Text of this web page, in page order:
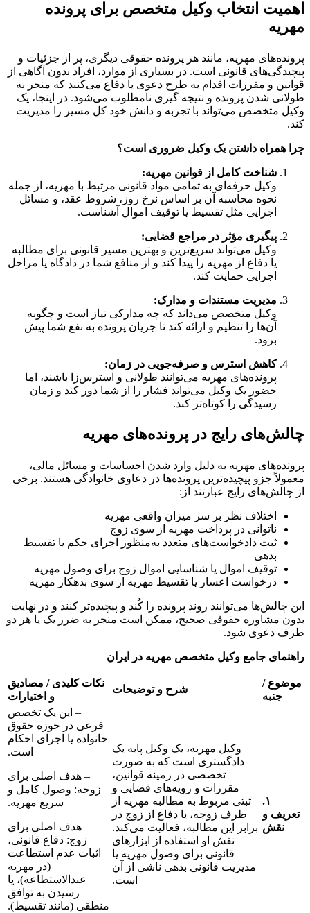
انتخاب وکیل متخصص برای پرونده
مهریه، مانند هر پرونده حقوقی دیگری، پر از جزئیات و
قانونی است. در بسیاری از موارد، افراد بدون آگاهی از
مقررات اقدام به طرح دعوی یا دفاع می‌کنند که منجر به
پرونده و نتیجه گیری نامطلوب می‌شود. در اینجا، یک
می‌تواند با تجربه و دانش خود کل مسیر را مدیریت
داشتن یک وکیل ضروری است؟
کامل از قوانین مهریه:
حرفه‌ای به تمامی مواد قانونی مرتبط با مهریه، از جمله
محاسبه آن بر اساس نرخ روز، شروط عقد، و مسائل
مثل تقسیط یا توقیف اموال آشناست.
مؤثر در مراجع قضایی:
می‌تواند سریع‌ترین و بهترین مسیر قانونی برای مطالبه
دفاع از مهریه را پیدا کند و از منافع شما در دادگاه یا مراحل
حمایت کند.
مستندات و مدارک:
متخصص می‌داند که چه مدارکی نیاز است و چگونه
را تنظیم و ارائه کند تا جریان پرونده به نفع شما پیش
استرس و صرفه‌جویی در زمان:
مهریه می‌توانند طولانی و استرس‌زا باشند، اما
یک وکیل می‌تواند فشار را از شما دور کند و زمان
را کوتاه‌تر کند.
رایج در پرونده‌های مهریه
مهریه به دلیل وارد شدن احساسات و مسائل مالی،
پیچیده‌ترین پرونده‌ها در دعاوی خانوادگی هستند. برخی
رایج عبارتند از:
نظر بر سر میزان واقعی مهریه
در پرداخت مهریه از سوی زوج
دادخواست‌های متعدد به‌منظور اجرای حکم یا تقسیط
اموال یا شناسایی اموال زوج برای وصول مهریه
اعسار یا تقسیط مهریه از سوی بدهکار مهریه
می‌توانند روند پرونده را کُند و پیچیده‌تر کنند و در نهایت
حقوقی صحیح، ممکن است منجر به ضرر یک یا هر دو
شود.
جامع وکیل متخصص مهریه در ایران
شرح و توضیحات
نکات کلیدی / مصادیق
و اختیارات
وکیل مهریه، یک وکیل پایه یک
دادگستری است که به صورت
تخصصی در زمینه قوانین،
مقررات و رویه‌های قضایی و
ثبتی مربوط به مطالبه مهریه از
طرف زوجه، یا دفاع از زوج در
برابر این مطالبه، فعالیت می‌کند.
نقش او استفاده از ابزارهای
قانونی برای وصول مهریه یا
مدیریت قانونی بدهی ناشی از آن
– این یک تخصص
فرعی در حوزه حقوق
خانواده یا اجرای احکام
– هدف اصلی برای
زوجه: وصول کامل و
سریع مهریه.
– هدف اصلی برای
زوج: دفاع قانونی،
اثبات عدم استطاعت
(در مهریه
عندالاستطاعه)، یا
رسیدن به توافق
منطقی (مانند تقسیط).